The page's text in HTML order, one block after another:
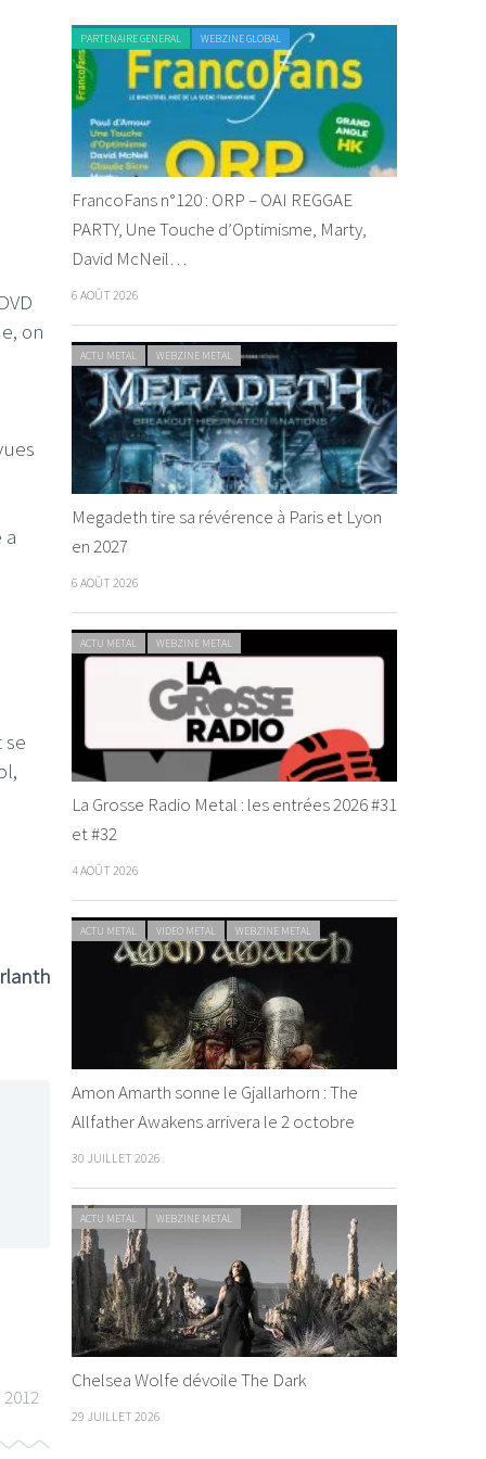
on
a
se
2012
PARTENAIRE GENERAL WEBZINE GLOBAL
FrancoFans n°120 : ORP – OAI REGGAE
PARTY, Une Touche d’Optimisme, Marty,
David McNeil…
6 AOÛT 2026
ACTU METAL WEBZINE METAL
Megadeth tire sa révérence à Paris et Lyon
en 2027
6 AOÛT 2026
ACTU METAL WEBZINE METAL
La Grosse Radio Metal : les entrées 2026 #31
et #32
4 AOÛT 2026
ACTU METAL VIDEO METAL WEBZINE METAL
Amon Amarth sonne le Gjallarhorn : The
Allfather Awakens arrivera le 2 octobre
30 JUILLET 2026
ACTU METAL WEBZINE METAL
Chelsea Wolfe dévoile The Dark
29 JUILLET 2026